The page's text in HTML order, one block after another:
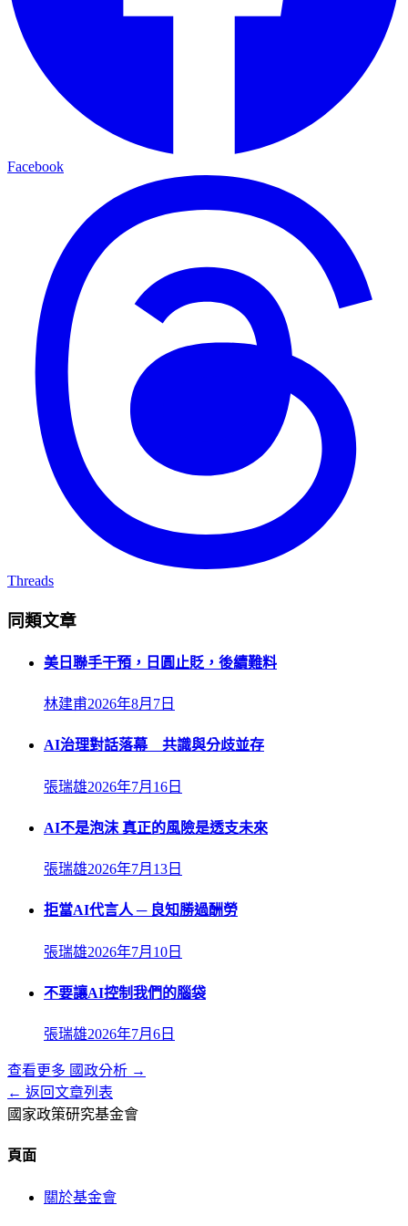
Facebook
Threads
同類文章
美日聯手干預，日圓止貶，後續難料
林建甫2026年8月7日
AI治理對話落幕 共識與分歧並存
張瑞雄2026年7月16日
AI不是泡沫 真正的風險是透支未來
張瑞雄2026年7月13日
拒當AI代言人 ─ 良知勝過酬勞
張瑞雄2026年7月10日
不要讓AI控制我們的腦袋
張瑞雄2026年7月6日
查看更多 國政分析 →
← 返回文章列表
國家政策研究基金會
頁面
關於基金會